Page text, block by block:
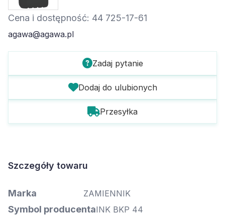
Cena i dostępność: 44 725-17-61
agawa@agawa.pl
Zadaj pytanie
Dodaj do ulubionych
Przesyłka
Szczegóły towaru
Marka ZAMIENNIK
Symbol producentaINK BKP 44